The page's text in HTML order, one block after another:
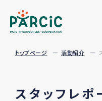
トップページ 活動紹介
スタッフレポ